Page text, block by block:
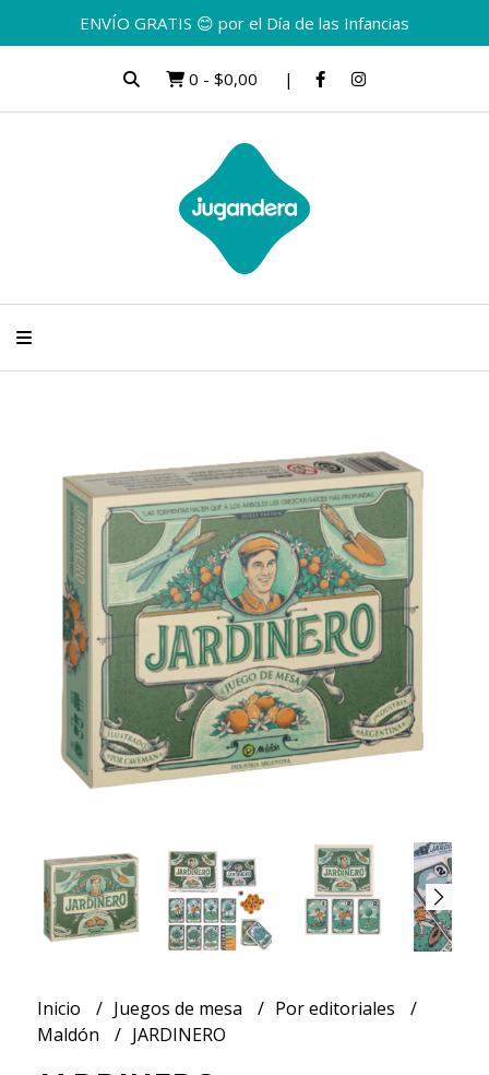
ENVÍO GRATIS 😊 por el Día de las Infancias
0 - $0,00
Inicio Juegos de mesa
Por editoriales
Maldón
JARDINERO